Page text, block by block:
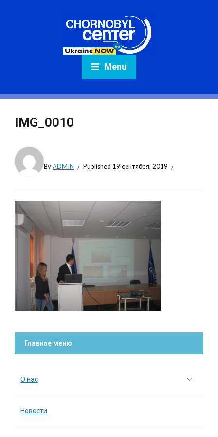
Menu
IMG_0010
ByADMIN Published 19 сентября, 2019
Главное меню
О нас
Новости